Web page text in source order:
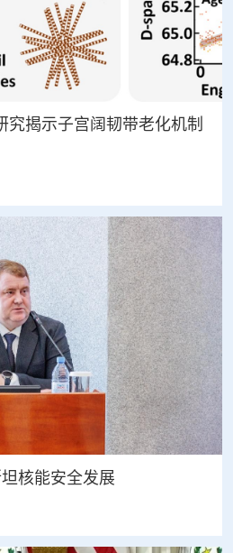
究揭示子宫阔韧带老化机制
核能安全发展